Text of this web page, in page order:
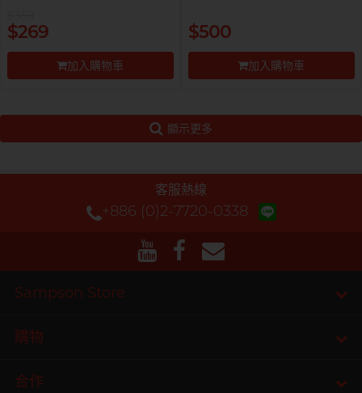
$269
加入購物車
$500
加入購物車
顯示更多
客服熱線
+886 (0)2-7720-0338
Sampson Store
購物
合作